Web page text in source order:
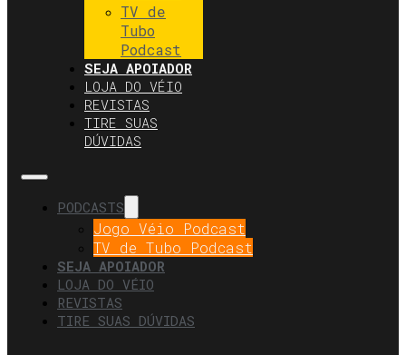
TV de
Tubo
Podcast
SEJA APOIADOR
LOJA DO VÉIO
REVISTAS
TIRE SUAS
DÚVIDAS
PODCASTS
Jogo Véio Podcast
TV de Tubo Podcast
SEJA APOIADOR
LOJA DO VÉIO
REVISTAS
TIRE SUAS DÚVIDAS